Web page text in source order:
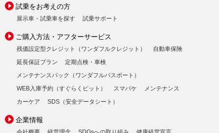
試乗をお考えの方
展示車・試乗車を探す 試乗サポート
ご購入方法・アフターサービス
残価設定型クレジット（ワンダフルクレジット）
自動車保険
延長保証プラン
定期点検・車検
メンテナンスパック（ワンダフルパスポート）
WEB入庫予約（すぐらくピット）
スマパケ
メンテナンス
カーケア
SDS（安全データシート）
企業情報